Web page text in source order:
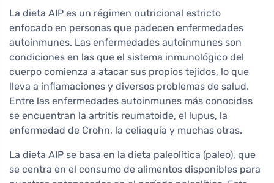
La dieta AIP es un régimen nutricional estricto
enfocado en personas que padecen enfermedades
autoinmunes. Las enfermedades autoinmunes son
condiciones en las que el sistema inmunológico del
cuerpo comienza a atacar sus propios tejidos, lo que
lleva a inflamaciones y diversos problemas de salud.
Entre las enfermedades autoinmunes más conocidas
se encuentran la artritis reumatoide, el lupus, la
enfermedad de Crohn, la celiaquía y muchas otras.
La dieta AIP se basa en la dieta paleolítica (paleo), que
se centra en el consumo de alimentos disponibles para